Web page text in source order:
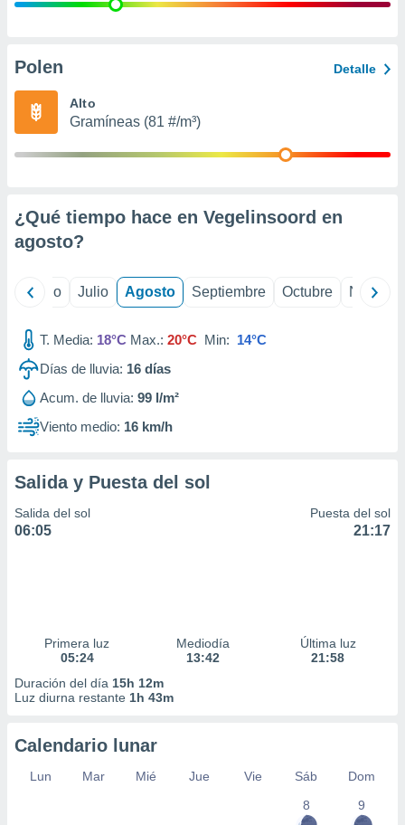
e
publicidad
Polen Detalle
Alto
Gramíneas (81 #/m³)
¿Qué tiempo hace en Vegelinsoord en
agosto?
Junio Julio Agosto Septiembre Octubre
T. Media: 18°C Max.: 20°C Min: 14°C
Días de lluvia: 16 días
Acum. de lluvia: 99 l/m²
Viento medio: 16 km/h
Salida y Puesta del sol
Salida del sol
06:05
Puesta del sol
21:17
Primera luz
05:24
Mediodía
13:42
Última luz
21:58
Duración del día 15h 12m
Luz diurna restante 1h 43m
Calendario lunar
Lun Mar Mié Jue Vie Sáb
Dom
8
9